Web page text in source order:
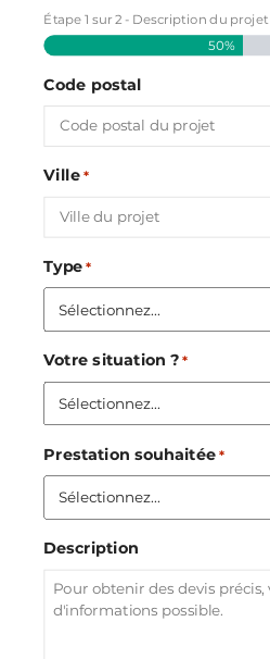
Étape1 sur2 - Description du projet
50%
Code postal
Ville *
Type *
Votre situation ? *
Prestation souhaitée *
Description